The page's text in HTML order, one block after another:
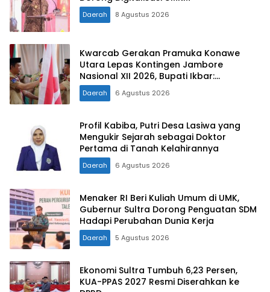
Daerah 8 Agustus 2026
Kwarcab Gerakan Pramuka Konawe
Utara Lepas Kontingen Jambore
Nasional XII 2026, Bupati Ikbar:
Tunjukkan Karakter Generasi Muda
Konut yang Disiplin dan Berprestasi
Daerah 6 Agustus 2026
Profil Kabiba, Putri Desa Lasiwa yang
Mengukir Sejarah sebagai Doktor
Pertama di Tanah Kelahirannya
Daerah 6 Agustus 2026
Menaker RI Beri Kuliah Umum di UMK,
Gubernur Sultra Dorong Penguatan SDM
Hadapi Perubahan Dunia Kerja
Daerah 5 Agustus 2026
Ekonomi Sultra Tumbuh 6,23 Persen,
KUA-PPAS 2027 Resmi Diserahkan ke